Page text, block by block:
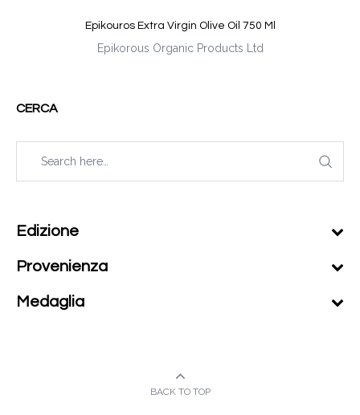
Epikouros Extra Virgin Olive Oil 750 Ml
Epikorous Organic Products Ltd
CERCA
Edizione
Provenienza
Medaglia
BACK TO TOP